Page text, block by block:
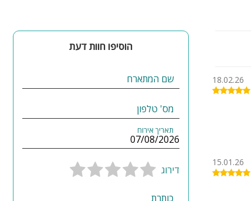
18.02.26
15.01.26
הוסיפו חוות דעת
שם המתארח
מס' טלפון
תאריך אירוח
דירוג
כותרת